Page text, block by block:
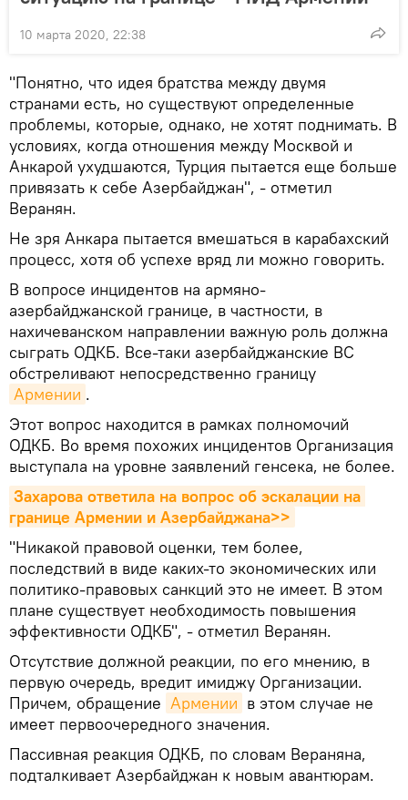
10 марта 2020, 22:38
"Понятно, что идея братства между двумя
странами есть, но существуют определенные
проблемы, которые, однако, не хотят поднимать. В
условиях, когда отношения между Москвой и
Анкарой ухудшаются, Турция пытается еще больше
привязать к себе Азербайджан", - отметил
Веранян.
Не зря Анкара пытается вмешаться в карабахский
процесс, хотя об успехе вряд ли можно говорить.
В вопросе инцидентов на армяно-
азербайджанской границе, в частности, в
нахичеванском направлении важную роль должна
сыграть ОДКБ. Все-таки азербайджанские ВС
обстреливают непосредственно границу
Армении .
Этот вопрос находится в рамках полномочий
ОДКБ. Во время похожих инцидентов Организация
выступала на уровне заявлений генсека, не более.
Захарова ответила на вопрос об эскалации на
границе Армении и Азербайджана>>
"Никакой правовой оценки, тем более,
последствий в виде каких-то экономических или
политико-правовых санкций это не имеет. В этом
плане существует необходимость повышения
эффективности ОДКБ", - отметил Веранян.
Отсутствие должной реакции, по его мнению, в
первую очередь, вредит имиджу Организации.
Причем, обращение Армении в этом случае не
имеет первоочередного значения.
Пассивная реакция ОДКБ, по словам Вераняна,
подталкивает Азербайджан к новым авантюрам.